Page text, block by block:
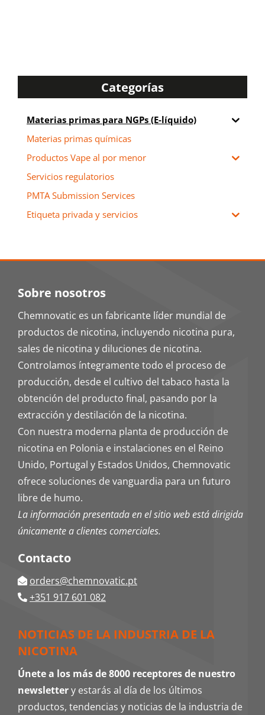
Categorías
Materias primas para NGPs (E-líquido)
Materias primas químicas
Productos Vape al por menor
Servicios regulatorios
PMTA Submission Services
Etiqueta privada y servicios
Sobre nosotros
Chemnovatic es un fabricante líder mundial de
productos de nicotina, incluyendo nicotina pura,
sales de nicotina y diluciones de nicotina.
Controlamos íntegramente todo el proceso de
producción, desde el cultivo del tabaco hasta la
obtención del producto final, pasando por la
extracción y destilación de la nicotina.
Con nuestra moderna planta de producción de
nicotina en Polonia e instalaciones en el Reino
Unido, Portugal y Estados Unidos, Chemnovatic
ofrece soluciones de vanguardia para un futuro
libre de humo.
La información presentada en el sitio web está dirigida
únicamente a clientes comerciales.
Contacto
orders@chemnovatic.pt
+351 917 601 082
NOTICIAS DE LA INDUSTRIA DE LA
NICOTINA
Únete a los más de 8000 receptores de nuestro
newslettery estarás al día de los últimos
productos, tendencias y noticias de la industria de